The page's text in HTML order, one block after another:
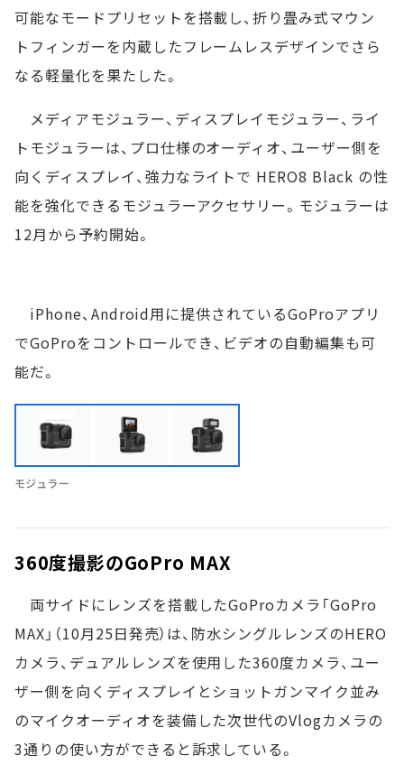
可能なモードプリセットを搭載し、折り畳み式マウン
トフィンガーを内蔵したフレームレスデザインでさら
なる軽量化を果たした。
メディアモジュラー、ディスプレイモジュラー、ライ
トモジュラーは、プロ仕様のオーディオ、ユーザー側を
向くディスプレイ、強力なライトで HERO8 Black の性
能を強化できるモジュラーアクセサリー。モジュラーは
12月から予約開始。
iPhone、Android用に提供されているGoProアプリ
でGoProをコントロールでき、ビデオの自動編集も可
能だ。
モジュラー
360度撮影のGoPro MAX
両サイドにレンズを搭載したGoProカメラ「GoPro
MAX」（10月25日発売）は、防水シングルレンズのHERO
カメラ、デュアルレンズを使用した360度カメラ、ユー
ザー側を向くディスプレイとショットガンマイク並み
のマイクオーディオを装備した次世代のVlogカメラの
3通りの使い方ができると訴求している。